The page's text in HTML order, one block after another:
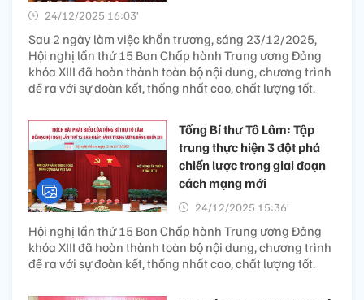
24/12/2025 16:03’
Sau 2 ngày làm việc khẩn trương, sáng 23/12/2025,
Hội nghị lần thứ 15 Ban Chấp hành Trung ương Đảng
khóa XIII đã hoàn thành toàn bộ nội dung, chương trình
đề ra với sự đoàn kết, thống nhất cao, chất lượng tốt.
Tổng Bí thư Tô Lâm: Tập
trung thực hiện 3 đột phá
chiến lược trong giai đoạn
cách mạng mới
24/12/2025 15:36’
Hội nghị lần thứ 15 Ban Chấp hành Trung ương Đảng
khóa XIII đã hoàn thành toàn bộ nội dung, chương trình
đề ra với sự đoàn kết, thống nhất cao, chất lượng tốt.